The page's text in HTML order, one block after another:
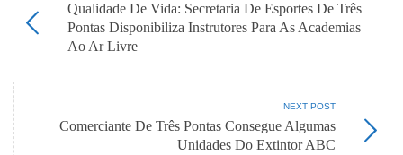
Qualidade De Vida: Secretaria De Esportes De Três
Pontas Disponibiliza Instrutores Para As Academias
Ao Ar Livre
NEXT POST
Comerciante De Três Pontas Consegue Algumas
Unidades Do Extintor ABC